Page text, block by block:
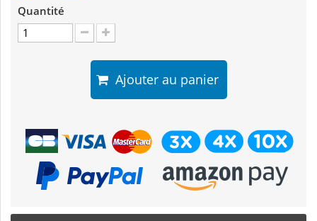
Quantité
Ajouter au panier